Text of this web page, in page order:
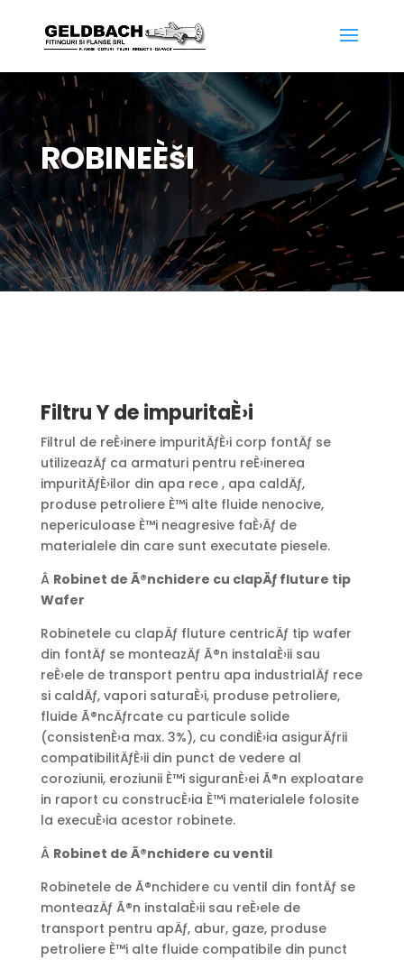
ROBINEÈšI
Filtru Y de impuritaÈ›i
Filtrul de reÈ›inere impuritÄƒÈ›i corp fontÄƒ se
utilizeazÄƒ ca armaturi pentru reÈ›inerea
impuritÄƒÈ›ilor din apa rece , apa caldÄƒ,
produse petroliere È™i alte fluide nenocive,
nepericuloase È™i neagresive faÈ›Äƒ de
materialele din care sunt executate piesele.
Â Robinet de Ã®nchidere cu clapÄƒfluture tip
Wafer
Robinetele cu clapÄƒ fluture centricÄƒ tip wafer
din fontÄƒ se monteazÄƒ Ã®n instalaÈ›ii sau
reÈ›ele de transport pentru apa industrialÄƒ rece
si caldÄƒ, vapori saturaÈ›i, produse petroliere,
fluide Ã®ncÄƒrcate cu particule solide
(consistenÈ›a max. 3%), cu condiÈ›ia asigurÄƒrii
compatibilitÄƒÈ›ii din punct de vedere al
coroziunii, eroziunii È™i siguranÈ›ei Ã®n exploatare
in raport cu construcÈ›ia È™i materialele folosite
la execuÈ›ia acestor robinete.
Â Robinet de Ã®nchidere cu ventil
Robinetele de Ã®nchidere cu ventil din fontÄƒ se
monteazÄƒ Ã®n instalaÈ›ii sau reÈ›ele de
transport pentru apÄƒ, abur, gaze, produse
petroliere È™i alte fluide compatibile din punct